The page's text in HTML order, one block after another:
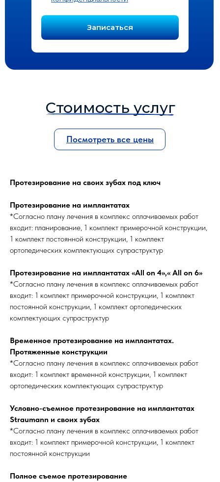
Записаться
Стоимость услуг
Посмотреть все цены
Протезирование на своих зубах под ключ
Протезирование на имплантатах
*Согласно плану лечения в комплекс оплачиваемых работ
входит: планирование, 1 комплект примерочной конструкции,
1 комплект постоянной конструкции, 1 комплект
ортопедических комплектующих супраструктур
Протезирование на имплантатах «All on 4»,« All on 6»
*Согласно плану лечения в комплекс оплачиваемых работ
входит: 1 комплект примерочной конструкции, 1 комплект
постоянной конструкции, 1 комплект ортопедических
комплектующих супраструктур
Временное протезирование на имплантатах.
Протяженные конструкции
*Согласно плану лечения в комплекс оплачиваемых работ
входит: 1 комплект временной конструкции, 1 комплект
ортопедических комплектующих супраструктур
Условно-съемное протезирование на имплантатах
Straumann и своих зубах
*Согласно плану лечения в комплекс оплачиваемых работ
входит: 1 комплект примерочной конструкции, 1 комплект
постоянной конструкции
Полное съемое протезирование